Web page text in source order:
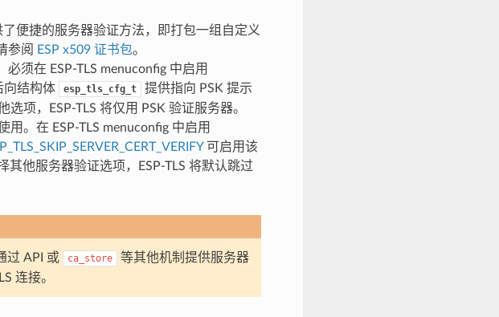
便捷的服务器验证方法，即打包一组自定义
参阅
ESP x509 证书包。
须在 ESP-TLS menuconfig 中启用
向结构体 esp_tls_cfg_t
提供指向 PSK 提示
项，ESP-TLS 将仅用 PSK 验证服务器。
。在 ESP-TLS menuconfig 中启用
可启用该
其他服务器验证选项，ESP-TLS 将默认跳过
过 API 或 ca_store
等其他机制提供服务器
连接。